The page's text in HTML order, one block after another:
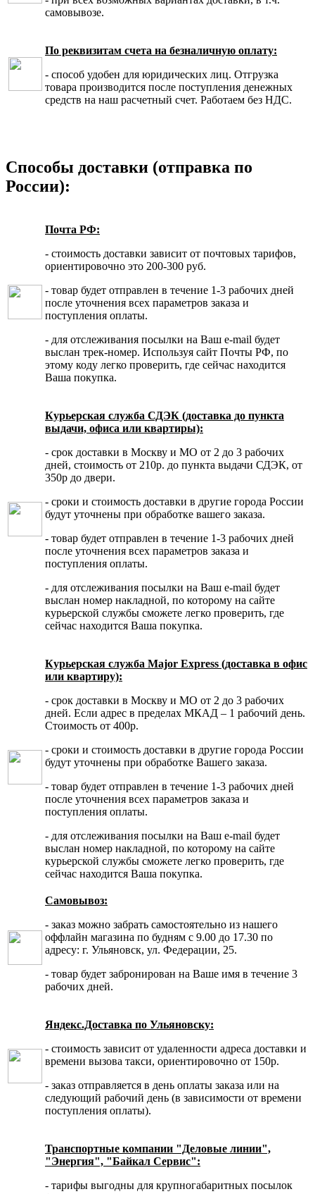
самовывозе.
По реквизитам счета на безналичную оплату:
- способ удобен для юридических лиц. Отгрузка
товара производится после поступления денежных
средств на наш расчетный счет. Работаем без НДС.
Способы доставки (отправка по
России):
Почта РФ:
- стоимость доставки зависит от почтовых тарифов,
ориентировочно это 200-300 руб.
- товар будет отправлен в течение 1-3 рабочих дней
после уточнения всех параметров заказа и
поступления оплаты.
- для отслеживания посылки на Ваш e-mail будет
выслан трек-номер. Используя сайт Почты РФ, по
этому коду легко проверить, где сейчас находится
Ваша покупка.
Курьерская служба СДЭК (доставка до пункта
выдачи, офиса или квартиры):
- срок доставки в Москву и МО от 2 до 3 рабочих
дней, стоимость от 210р. до пункта выдачи СДЭК, от
350р до двери.
- сроки и стоимость доставки в другие города России
будут уточнены при обработке вашего заказа.
- товар будет отправлен в течение 1-3 рабочих дней
после уточнения всех параметров заказа и
поступления оплаты.
- для отслеживания посылки на Ваш e-mail будет
выслан номер накладной, по которому на сайте
курьерской службы сможете легко проверить, где
сейчас находится Ваша покупка.
Курьерская служба Major Express (доставка в офис
или квартиру):
- срок доставки в Москву и МО от 2 до 3 рабочих
дней. Если адрес в пределах МКАД – 1 рабочий день.
Стоимость от 400р.
- сроки и стоимость доставки в другие города России
будут уточнены при обработке Вашего заказа.
- товар будет отправлен в течение 1-3 рабочих дней
после уточнения всех параметров заказа и
поступления оплаты.
- для отслеживания посылки на Ваш e-mail будет
выслан номер накладной, по которому на сайте
курьерской службы сможете легко проверить, где
сейчас находится Ваша покупка.
Самовывоз:
- заказ можно забрать самостоятельно из нашего
оффлайн магазина по будням с 9.00 до 17.30 по
адресу: г. Ульяновск, ул. Федерации, 25.
- товар будет забронирован на Ваше имя в течение 3
рабочих дней.
Яндекс.Доставка по Ульяновску:
- стоимость зависит от удаленности адреса доставки и
времени вызова такси, ориентировочно от 150р.
- заказ отправляется в день оплаты заказа или на
следующий рабочий день (в зависимости от времени
поступления оплаты).
Транспортные компании "Деловые линии",
"Энергия", "Байкал Сервис":
- тарифы выгодны для крупногабаритных посылок